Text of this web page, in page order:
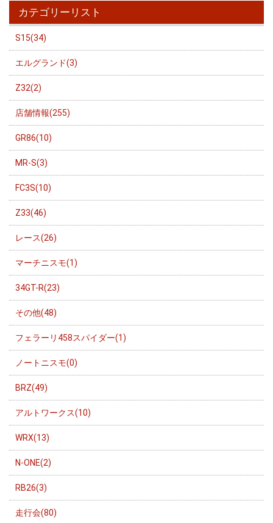
カテゴリーリスト
S15(34)
エルグランド(3)
Z32(2)
店舗情報(255)
GR86(10)
MR-S(3)
FC3S(10)
Z33(46)
レース(26)
マーチニスモ(1)
34GT-R(23)
その他(48)
フェラーリ458スパイダー(1)
ノートニスモ(0)
BRZ(49)
アルトワークス(10)
WRX(13)
N-ONE(2)
RB26(3)
走行会(80)